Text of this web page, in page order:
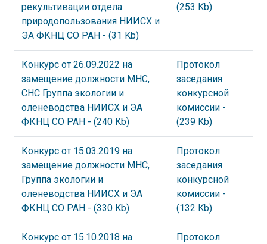
рекультивации отдела
природопользования НИИСХ и
ЭА ФКНЦ СО РАН - (31 Kb)
(253 Kb)
Конкурс от 26.09.2022 на
замещение должности МНС,
СНС Группа экологии и
оленеводства НИИСХ и ЭА
ФКНЦ СО РАН - (240 Kb)
Протокол
заседания
конкурсной
комиссии -
(239 Kb)
Конкурс от 15.03.2019 на
замещение должности МНС,
Группа экологии и
оленеводства НИИСХ и ЭА
ФКНЦ СО РАН - (330 Kb)
Протокол
заседания
конкурсной
комиссии -
(132 Kb)
Конкурс от 15.10.2018 на
Протокол